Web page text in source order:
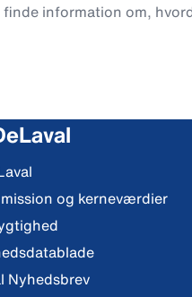
finde information om,
og kerneværdier
Nyhedsbrev